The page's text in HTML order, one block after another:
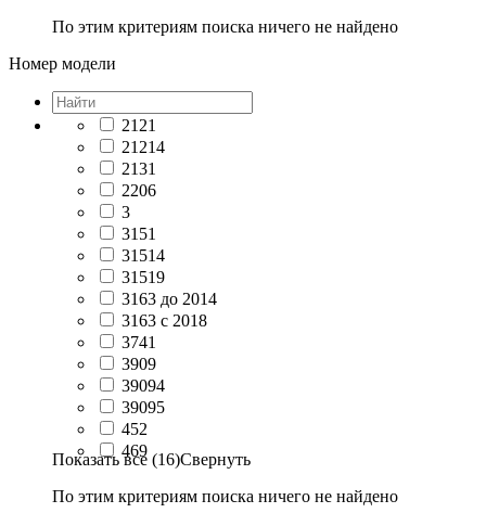
По этим критериям поиска ничего не найдено
Номер модели
2121
21214
2131
2206
3
3151
31514
31519
3163 до 2014
3163 с 2018
3741
3909
39094
39095
452
469
Показать все (16)Свернуть
По этим критериям поиска ничего не найдено